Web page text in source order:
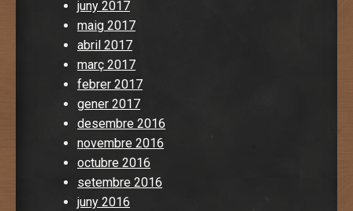
juny 2017
maig 2017
abril 2017
març 2017
febrer 2017
gener 2017
desembre 2016
novembre 2016
octubre 2016
setembre 2016
juny 2016